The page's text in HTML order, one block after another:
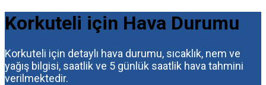
Korkuteli için Hava Durumu
Korkuteli için detaylı hava durumu, sıcaklık, nem ve
yağış bilgisi, saatlik ve 5 günlük saatlik hava tahmini
verilmektedir.